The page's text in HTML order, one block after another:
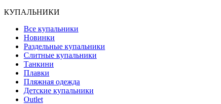
КУПАЛЬНИКИ
Все купальники
Новинки
Раздельные купальники
Слитные купальники
Танкини
Плавки
Пляжная одежда
Детские купальники
Outlet